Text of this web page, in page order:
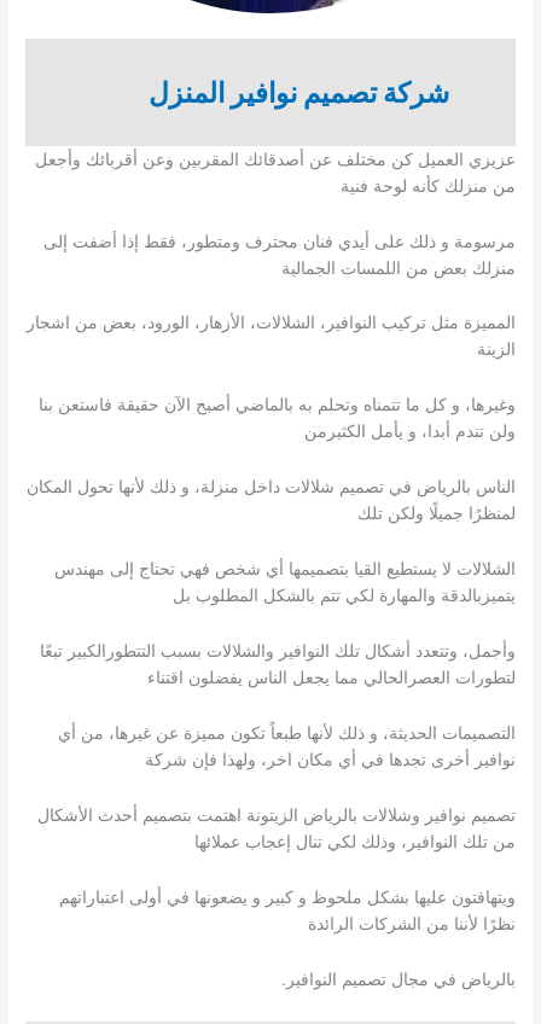
شركةتصميم نوافيرالمنزل
عزيزي العميل كن مختلف عن أصدقائك المقربين وعن أقربائك وأجعل
من منزلك كأنه لوحة فنية
مرسومة و ذلك على أيدي فنان محترف ومتطور، فقط إذا أضفت إلى
منزلك بعض من اللمسات الجمالية
المميزة مثل تركيب النوافير، الشلالات، الأزهار، الورود، بعض من اشجار
الزينة
وغيرها، و كل ما تتمناه وتحلم به بالماضي أصبح الآن حقيقة فاستعن بنا
ولن تندم أبدا، و يأمل الكثيرمن
الناس بالرياض في تصميم شلالات داخل منزلة، و ذلك لأنها تحول المكان
لمنظرًا جميلًا ولكن تلك
الشلالات لا يستطيع القيا بتصميمها أي شخص فهي تحتاج إلى مهندس
يتميزبالدقة والمهارة لكي تتم بالشكل المطلوب بل
وأجمل، وتتعدد أشكال تلك النوافير والشلالات بسبب التتطورالكبير تبعًا
لتطورات العصرالحالي مما يجعل الناس يفضلون اقتناء
التصميمات الحديثة، و ذلك لأنها طبعاً تكون مميزة عن غيرها، من أي
نوافير أخرى تجدها في أي مكان اخر، ولهذا فإن شركة
تصميم نوافير وشلالات بالرياض الزيتونة اهتمت بتصميم أحدث الأشكال
من تلك النوافير، وذلك لكي تنال إعجاب عملائها
ويتهافتون عليها بشكل ملحوظ و كبير و يضعونها في أولى اعتباراتهم
نظرًا لأننا من الشركات الرائدة
بالرياض في مجال تصميم النوافير.